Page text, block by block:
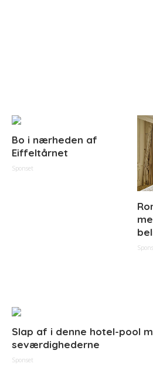
Bo i nærheden af
Eiffeltårnet
Sponset
Slap af i denne hotel-pool
seværdighederne
Sponset